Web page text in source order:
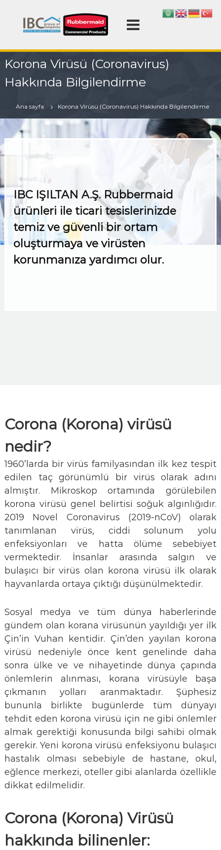
u
b
e
m
i
y
e
Korona Virüsü (Coronavirus)
Hakkında Bilgilendirme
Ana sayfa Korona Virüsü (Coronavirus) Hakkında Bilgilendirme
IBC IŞILTAN A.Ş.Rubbermaid
ürünleri ile ticari tesislerinizde
temiz ve güvenli bir ortam
oluşturmaya ve virüsten
korunmanıza yardımcı olur.
Corona (Korona) virüsü
nedir?
1960’larda bir virüs familyasından ilk kez tespit
edilen taç görünümlü bir virüs olarak adını
almıştır. Mikroskop ortamında görülebilen
korona virüsü genel belirtisi soğuk algınlığıdır.
2019 Novel Coronavirus (2019-nCoV) olarak
tanımlanan virüs, ciddi solunum yolu
enfeksiyonları ve hatta ölüme sebebiyet
vermektedir. İnsanlar arasında salgın ve
bulaşıcı bir virüs olan korona virüsü ilk olarak
hayvanlarda ortaya çıktığı düşünülmektedir.
Sosyal medya ve tüm dünya haberlerinde
gündem olan korana virüsünün yayıldığı yer ilk
Çin’in Vuhan kentidir. Çin’den yayılan korona
virüsü nedeniyle önce kent genelinde daha
sonra ülke ve ve nihayetinde dünya çapında
önlemlerin alınması, korana virüsüyle başa
çıkmanın yolları aranmaktadır. Şüphesiz
bununla birlikte bugünlerde tüm dünyayı
tehdit eden korona virüsü için ne gibi önlemler
almak gerektiği konusunda bilgi sahibi olmak
gerekir. Yeni korona virüsü enfeksiyonu bulaşıcı
hastalık olması sebebiyle de hastane, okul,
eğlence merkezi, oteller gibi alanlarda özellikle
dikkat edilmelidir.
Corona (Korona) Virüsü
hakkında bilinenler: